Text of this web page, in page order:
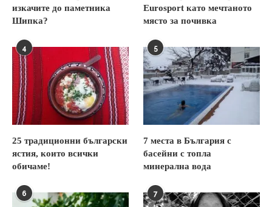
изкачите до паметника
Шипка?
Eurosport като мечтаното
място за почивка
4
25 традиционни български
ястия, които всички
обичаме!
5
7 места в България с
басейни с топла
минерална вода
6 7